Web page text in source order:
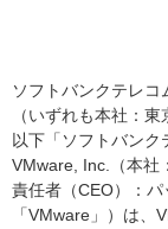
ソフトバンクテレ
（いずれも本社：
以下「ソフトバンク
VMware, Inc.（本社
責任者（CEO）：
「VMware」）は